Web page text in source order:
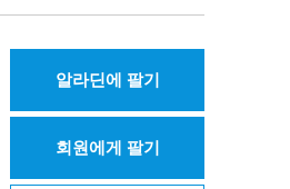
알라딘에 팔기
회원에게 팔기